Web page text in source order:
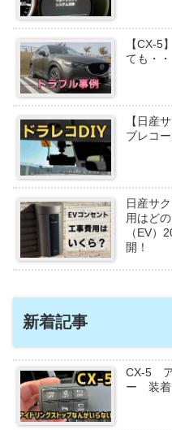
【CX-5
ても・
【日産
ブレコ
日産サ
用はど
（EV）
開！
新着記事
CX-5 ア
ー 装着